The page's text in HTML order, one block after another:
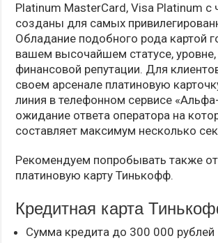
Platinum MasterCard, Visa Platinum с
созданы для самых
Обладание подобного рода картой
вашем высочайшем статусе, уровне,
финансовой репутации. Для
своем арсенале платиновую
линия в телефонном сервисе
ожидание ответа оператора на
составляет максимум несколько
Рекомендуем попробывать также
платиновую карту Тинькофф.
Кредитная карта
Сумма кредита до 300 000 рублей